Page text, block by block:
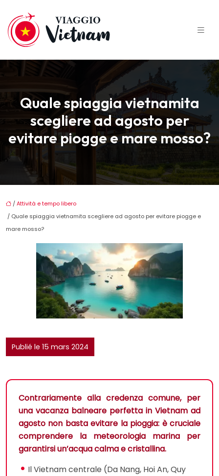
Quale spiaggia vietnamita
scegliere ad agosto per
evitare piogge e mare mosso?
/Attività e tempo libero
/ Quale spiaggia vietnamita scegliere ad agosto per evitare piogge e
mare mosso?
Publié le 15 mars 2024
Contrariamente alla credenza comune, per
una vacanza balneare perfetta in Vietnam ad
agosto non basta evitare la pioggia: è cruciale
comprendere la meteorologia marina per
garantirsi un’acqua calma e cristallina.
Il Vietnam centrale (Da Nang, Hoi An, Quy